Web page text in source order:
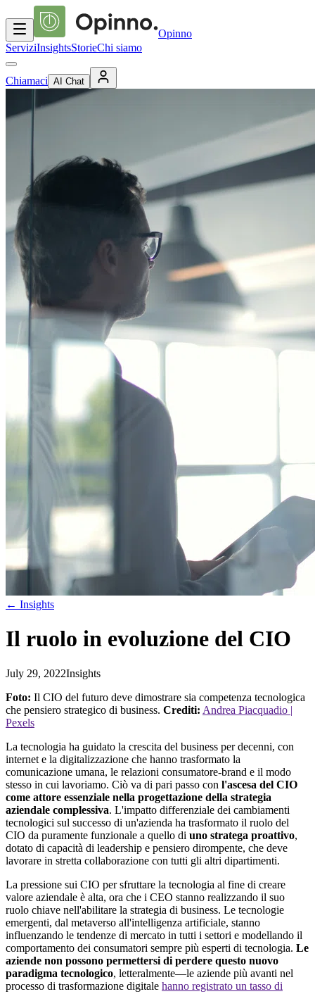
Opinno
ServiziInsightsStorieChi siamo
Chiamaci AI Chat
← Insights
Il ruolo in evoluzione del CIO
July 29, 2022Insights
Foto: Il CIO del futuro deve dimostrare sia competenza tecnologica
che pensiero strategico di business. Crediti: Andrea Piacquadio |
Pexels
La tecnologia ha guidato la crescita del business per decenni, con
internet e la digitalizzazione che hanno trasformato la
comunicazione umana, le relazioni consumatore-brand e il modo
stesso in cui lavoriamo. Ciò va di pari passo con l'ascesa del CIO
come attore essenziale nella progettazione della strategia
aziendale complessiva. L'impatto differenziale dei cambiamenti
tecnologici sul successo di un'azienda ha trasformato il ruolo del
CIO da puramente funzionale a quello di uno stratega proattivo,
dotato di capacità di leadership e pensiero dirompente, che deve
lavorare in stretta collaborazione con tutti gli altri dipartimenti.
La pressione sui CIO per sfruttare la tecnologia al fine di creare
valore aziendale è alta, ora che i CEO stanno realizzando il suo
ruolo chiave nell'abilitare la strategia di business. Le tecnologie
emergenti, dal metaverso all'intelligenza artificiale, stanno
influenzando le tendenze di mercato in tutti i settori e modellando il
comportamento dei consumatori sempre più esperti di tecnologia. Le
aziende non possono permettersi di perdere questo nuovo
paradigma tecnologico, letteralmente—le aziende più avanti nel
processo di trasformazione digitale hanno registrato un tasso di